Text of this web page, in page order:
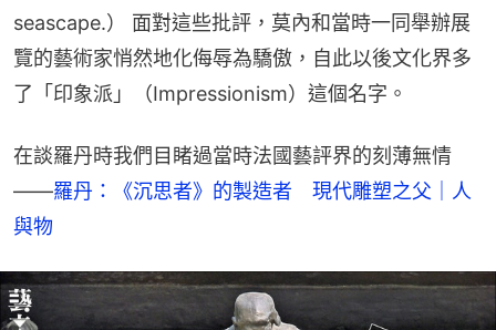
seascape.） 面對這些批評，莫內和當時一同舉辦展
覽的藝術家悄然地化侮辱為驕傲，自此以後文化界多
了「印象派」（Impressionism）這個名字。
在談羅丹時我們目睹過當時法國藝評界的刻薄無情
——羅丹：《沉思者》的製造者　現代雕塑之父｜人
與物